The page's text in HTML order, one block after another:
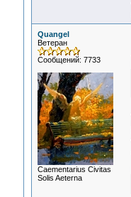
Quangel
Ветеран
Сообщений: 7733
Сaementarius Civitas
Solis Aeterna